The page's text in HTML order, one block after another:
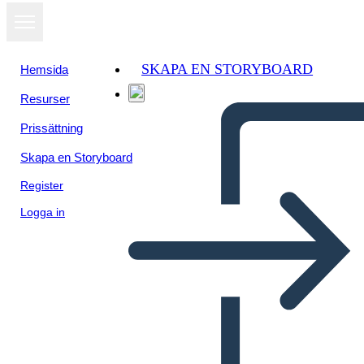
Hemsida
Resurser
Prissättning
Skapa en Storyboard
Register
Logga in
SKAPA EN STORYBOARD